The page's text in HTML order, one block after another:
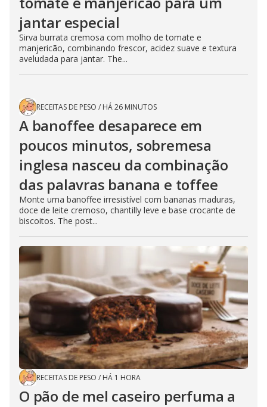
jantar especial
Sirva burrata cremosa com molho de tomate e
manjericão, combinando frescor, acidez suave e textura
aveludada para jantar. The...
RECEITAS DE PESO / HÁ 26 MINUTOS
A banoffee desaparece em
poucos minutos, sobremesa
inglesa nasceu da combinação
das palavras banana e toffee
Monte uma banoffee irresistível com bananas maduras,
doce de leite cremoso, chantilly leve e base crocante de
biscoitos. The post...
RECEITAS DE PESO / HÁ 1 HORA
O pão de mel caseiro perfuma a